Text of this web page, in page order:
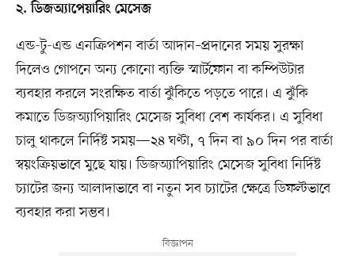
২. ডিজঅ্যাপেয়ারিং মেসেজ
এন্ড-টু-এন্ড এনক্রিপশন বার্তা আদান–প্রদানের সময় সুরক্ষা
দিলেও গোপনে অন্য কোনো ব্যক্তি স্মার্টফোন বা কম্পিউটার
ব্যবহার করলে সংরক্ষিত বার্তা ঝুঁকিতে পড়তে পারে। এ ঝুঁকি
কমাতে ডিজঅ্যাপিয়ারিং মেসেজ সুবিধা বেশ কার্যকর। এ সুবিধা
চালু থাকলে নির্দিষ্ট সময়—২৪ ঘণ্টা, ৭ দিন বা ৯০ দিন পর বার্তা
স্বয়ংক্রিয়ভাবে মুছে যায়। ডিজঅ্যাপিয়ারিং মেসেজ সুবিধা নির্দিষ্ট
চ্যাটের জন্য আলাদাভাবে বা নতুন সব চ্যাটের ক্ষেত্রে ডিফল্টভাবে
ব্যবহার করা সম্ভব।